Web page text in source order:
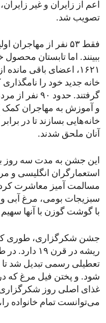
اعم از زایران و غیر
تصویب شد.
فقط ۵۳ نفر از
ببینند. اما تابستان
۱۶۲۱، اعضای باقی
خانه جدید خود را
و آموزش به مهاجران کمک
خانه‌هایی بسازند تا در
آنان ملحق شدند.
این جشن به مدت سه روز
استعمارگران انگلیسی و
مسالمت آمیز معاشرت
با گوشت گوزن با آنها
جشن شکرگزاری، طوری
ریشه در قرن
تعطیلی رسمی تبدیل شد
شود. و پختن فیل مرغ که
غذای اصلی روز شکرگزاری
می‌توانست تمام خانواده